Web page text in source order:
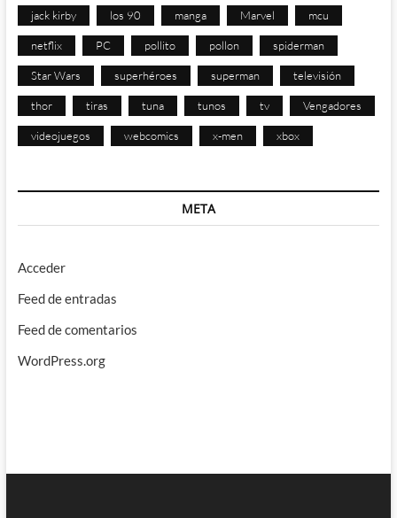
jack kirby los 90 manga Marvel mcu
netflix PC pollito pollon spiderman
Star Wars superhéroes superman televisión
thor tiras tuna tunos tv Vengadores
videojuegos webcomics x-men xbox
META
Acceder
Feed de entradas
Feed de comentarios
WordPress.org